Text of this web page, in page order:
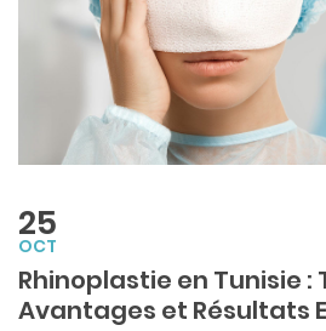
25
OCT
Rhinoplastie en Tunisie :
Avantages et Résultats